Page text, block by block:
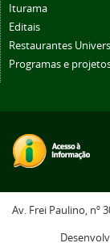
Iturama
Editais
Restaurantes
Programas e
Av. Frei Paulino, nº